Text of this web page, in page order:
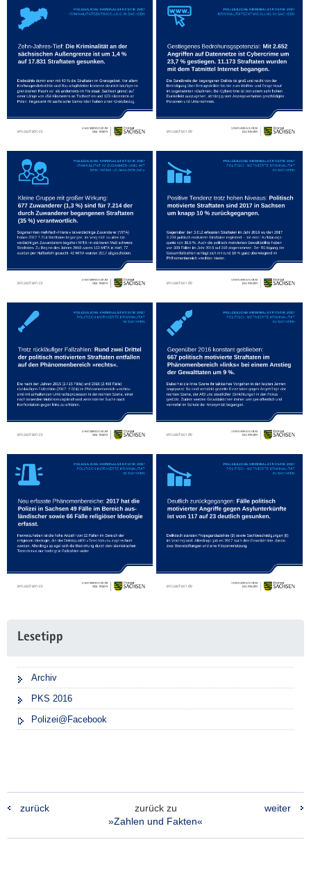
Lesetipp
Archiv
PKS 2016
Polizei@Facebook
zurück
zurück zu
»Zahlen und Fakten«
weiter